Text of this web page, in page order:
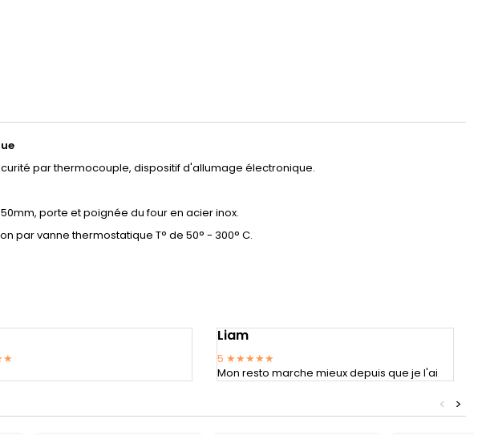
par thermocouple, dispositif d'allumage électronique.
porte et poignée du four en acier inox.
par vanne thermostatique T° de 50° - 300° C.
Liam
5 ★★★★★
Mon resto marche mieux depuis que je l'ai
>
<